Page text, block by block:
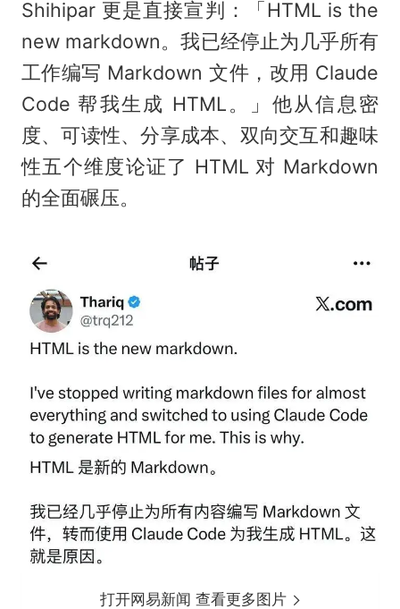
Shihipar 更是直接宣判：「HTML is the
new markdown。我已经停止为几乎所有
工作编写 Markdown 文件，改用 Claude
Code 帮我生成 HTML。」他从信息密
度、可读性、分享成本、双向交互和趣味
性五个维度论证了 HTML 对 Markdown
的全面碾压。
打开网易新闻 查看更多图片